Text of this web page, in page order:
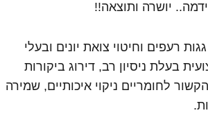
רעפים וחיטוי צואת יונים ובעלי
בעלת ניסיון רב, דירוג ביקורות
לחומריים ניקוי איכותיים, שמירה